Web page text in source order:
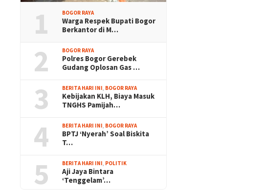
1 BOGOR RAYA
Warga Respek Bupati Bogor
Berkantor di M…
2 BOGOR RAYA
Polres Bogor Gerebek
Gudang Oplosan Gas …
3 BERITA HARI INI, BOGOR RAYA
Kebijakan KLH, Biaya Masuk
TNGHS Pamijah…
4 BERITA HARI INI, BOGOR RAYA
BPTJ ‘Nyerah’ Soal Biskita
T…
5 BERITA HARI INI, POLITIK
Aji Jaya Bintara
‘Tenggelam’…